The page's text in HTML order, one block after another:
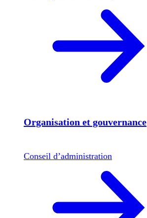
Organisation et gouvernance
Conseil d’administration